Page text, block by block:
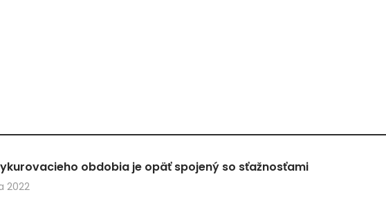
obdobia je opäť spojený so sťažnosťami
2022